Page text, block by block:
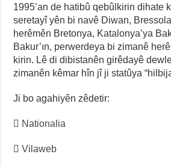
1995’an de hatibû qebûlkirin dihate
seretayî yên bi navê Diwan,
herêmên Bretonya, Katalonya’ya
Bakur’ın, perwerdeya bi zimanê
kirin. Lê di dibistanên girêdayê
zimanên kêmar hîn jî ji statûya
Ji bo agahiyên zêdetir:
 Nationalia
Vilaweb